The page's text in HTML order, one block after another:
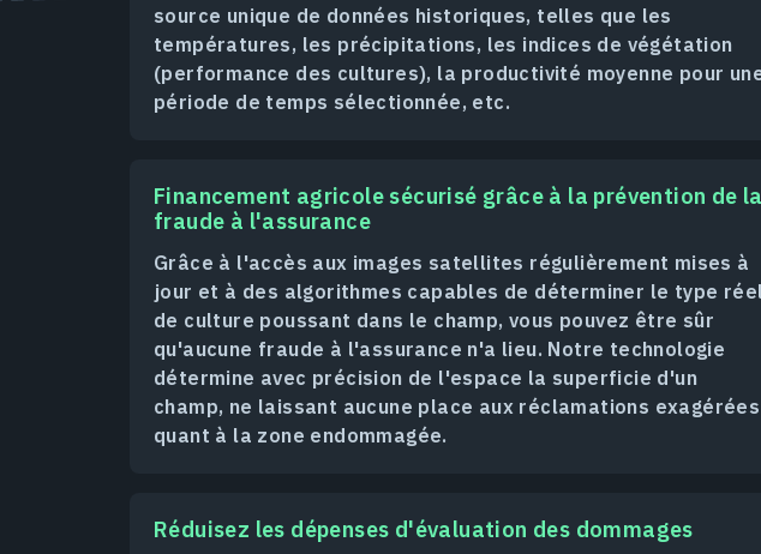
source unique de données historiques, telles que les
températures, les précipitations, les indices de végétation
(performance des cultures), la productivité moyenne pour
période de temps sélectionnée, etc.
Financement agricole sécurisé grâce à la prévention de la
fraude à l'assurance
Grâce à l'accès aux images satellites régulièrement mises à
jour et à des algorithmes capables de déterminer le type
de culture poussant dans le champ, vous pouvez être sûr
qu'aucune fraude à l'assurance n'a lieu. Notre technologie
détermine avec précision de l'espace la superficie d'un
champ, ne laissant aucune place aux réclamations exagérées
quant à la zone endommagée.
Réduisez les dépenses d'évaluation des dommages